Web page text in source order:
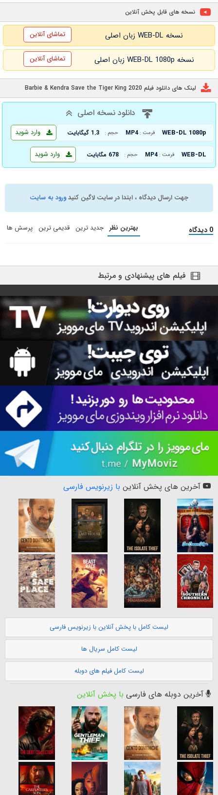
نسخه های قابل پخش آنلاین
نسخه WEB-DL زبان اصلی تماشای آنلاین
نسخه WEB-DL 1080p زبان اصلی تماشای آنلاین
لینک های دانلود فیلم Barbie & Kendra Save the Tiger King 2020
دانلود نسخه اصلی
WEB-DL 1080p فرمت : MP4 حجم : 1.3 گیگابایت وارد شوید
WEB-DL فرمت : MP4 حجم : 678 مگابایت وارد شوید
جهت ارسال دیدگاه ، ابتدا در سایت لاگین کنیدورود به سایت
0 دیدگاه بهترین نظر جدید ترین قدیمی ترین پرسش ها
فیلم های پیشنهادی و مرتبط
آخرین های پخش آنلاین با زیرنویس فارسی
لیست کامل با پخش آنلاین با زیرنویس فارسی
لیست کامل سریال ها
لیست کامل فیلم های دوبله
آخرین دوبله های فارسی با پخش آنلاین